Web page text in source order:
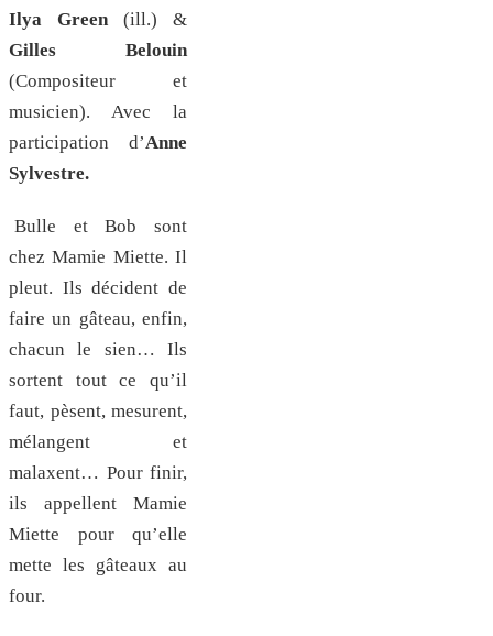
Ilya Green(ill.) &
Gilles Belouin
(Compositeur et
musicien). Avec la
participation d’Anne
Sylvestre.
Bulle et Bob sont
chez Mamie Miette. Il
pleut. Ils décident de
faire un gâteau, enfin,
chacun le sien… Ils
sortent tout ce qu’il
faut, pèsent, mesurent,
mélangent et
malaxent… Pour finir,
ils appellent Mamie
Miette pour qu’elle
mette les gâteaux au
four.